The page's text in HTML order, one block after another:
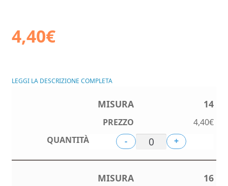
4,40€
LEGGI LA DESCRIZIONE COMPLETA
14
4,40€
-
+
16